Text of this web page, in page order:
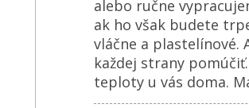
alebo ručne
ak ho však budete
vláčne a plastelínové.
každej strany
teploty u vás doma.